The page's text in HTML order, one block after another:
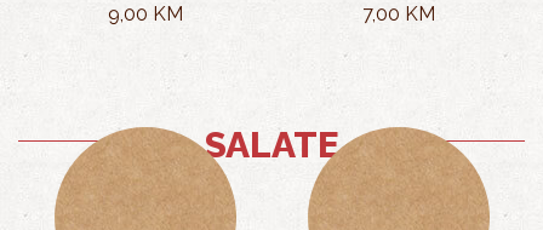
9,00 KM 7,00 KM
SALATE